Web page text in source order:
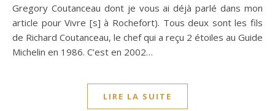
Gregory Coutanceau dont je vous ai déjà parlé dans mon
article pour Vivre [s] à Rochefort). Tous deux sont les fils
de Richard Coutanceau, le chef qui a reçu 2 étoiles au Guide
Michelin en 1986. C’est en 2002…
LIRE LA SUITE